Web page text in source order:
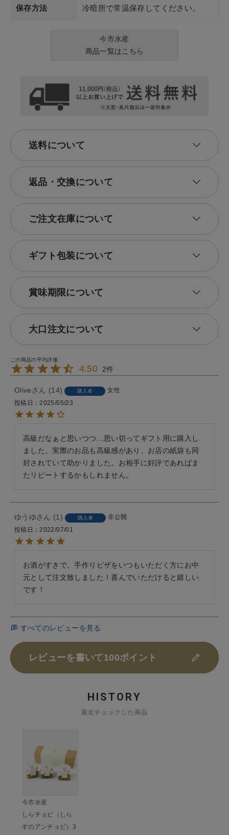
保存方法 冷暗所で常温保存してください。
今市水産
商品一覧はこちら
送料について
返品・交換について
ご注文在庫について
ギフト包装について
賞味期限について
大口注文について
4.50 2
Olive 14 購入者
女性
投稿日
2025/05/23
高級だなぁと思いつつ…思い切ってギフト用に購入し
ました。実際のお品も高級感があり、お店の紙袋も同
封されていて助かりました。お相手に好評であればま
たリピートするかもしれません。
ゆうゆ 1 購入者
非公開
投稿日
2022/07/01
お酒がすきで、手作りピザをいつもいただく方にお中
元として注文致しました！喜んでいただけると嬉しい
です！
すべてのレビューを見る
レビューを書いて100ポイント
HISTORY
最近チェックした商品
今市水産
しらチョビ（しら
すのアンチョビ）3